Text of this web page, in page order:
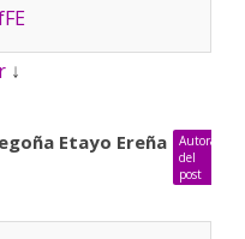
↓
Etayo Ereña
Autora
del
post